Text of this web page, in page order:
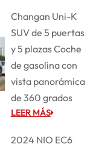
Changan Uni-K
SUV de 5 puertas
y 5 plazas Coche
de gasolina con
vista panorámica
de 360 grados
LEER MÁS
2024 NIO EC6